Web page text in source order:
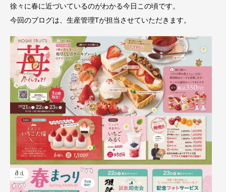
徐々に春に近づいているのがわかる今日この頃です。
今回のブログは、生産管理Tが担当させていただきます。